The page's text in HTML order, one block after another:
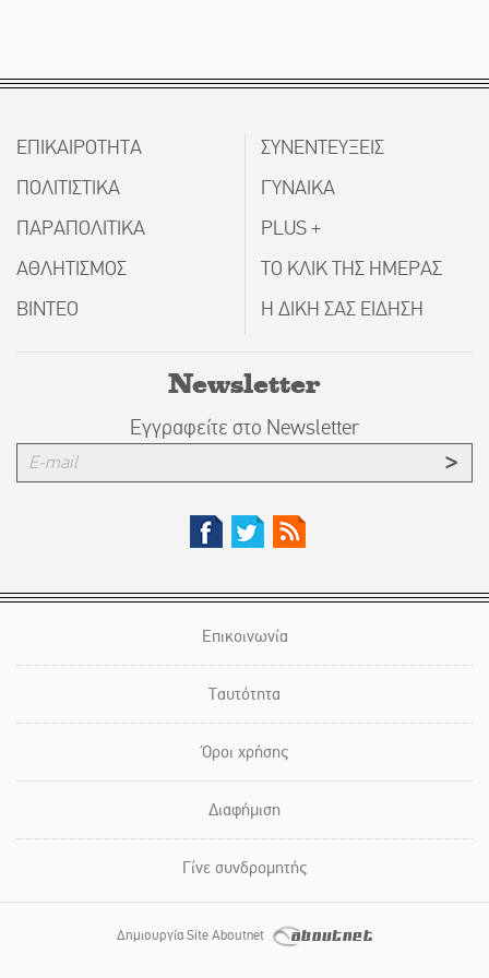
ΕΠΙΚΑΙΡΟΤΗΤΑ
ΠΟΛΙΤΙΣΤΙΚΑ
ΠΑΡΑΠΟΛΙΤΙΚΑ
ΑΘΛΗΤΙΣΜΟΣ
ΒΙΝΤΕΟ
ΣΥΝΕΝΤΕΥΞΕΙΣ
ΓΥΝΑΙΚΑ
PLUS +
ΤΟ ΚΛΙΚ ΤΗΣ ΗΜΕΡΑΣ
Η ΔΙΚΗ ΣΑΣ ΕΙΔΗΣΗ
Newsletter
Εγγραφείτε στο Newsletter
Επικοινωνία
Ταυτότητα
Όροι χρήσης
Διαφήμιση
Γίνε συνδρομητής
Δημιουργία Site Aboutnet